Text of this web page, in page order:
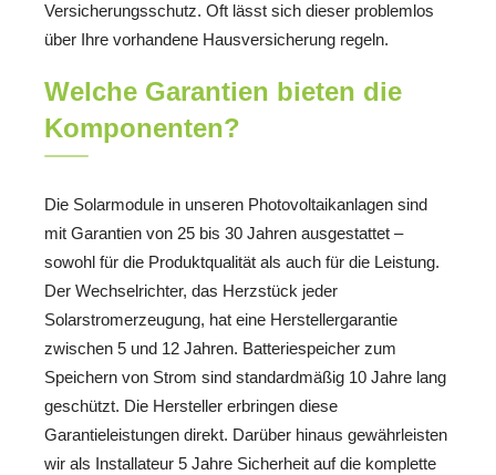
Versicherungsschutz. Oft lässt sich dieser problemlos
über Ihre vorhandene Hausversicherung regeln.
Welche Garantien bieten die
Komponenten?
Die Solarmodule in unseren Photovoltaikanlagen sind
mit Garantien von 25 bis 30 Jahren ausgestattet –
sowohl für die Produktqualität als auch für die Leistung.
Der Wechselrichter, das Herzstück jeder
Solarstromerzeugung, hat eine Herstellergarantie
zwischen 5 und 12 Jahren. Batteriespeicher zum
Speichern von Strom sind standardmäßig 10 Jahre lang
geschützt. Die Hersteller erbringen diese
Garantieleistungen direkt. Darüber hinaus gewährleisten
wir als Installateur 5 Jahre Sicherheit auf die komplette